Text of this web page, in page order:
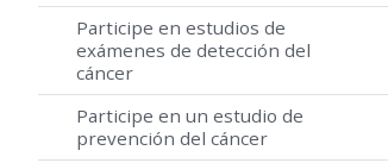
Participe en estudios de
exámenes de detección del
cáncer
Participe en un estudio de
prevención del cáncer